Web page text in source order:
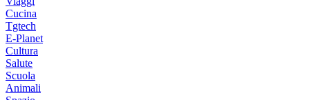
Cucina
Tgtech
E-Planet
Cultura
Salute
Scuola
Animali